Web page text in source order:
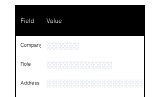
Phone NA
Email
Links
Field Value
Company ░░░░░░
Role ░░░░░░░░░░░░
Address